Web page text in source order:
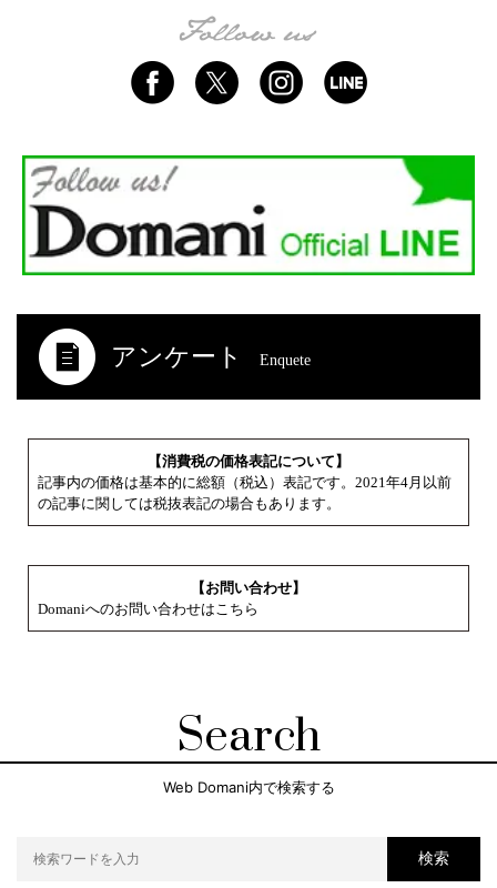
アンケート Enquete
【消費税の価格表記について】
記事内の価格は基本的に総額（税込）表記です。2021年4月以前
の記事に関しては税抜表記の場合もあります。
【お問い合わせ】
Domaniへのお問い合わせはこちら
Search
Web Domani内で検索する
検索